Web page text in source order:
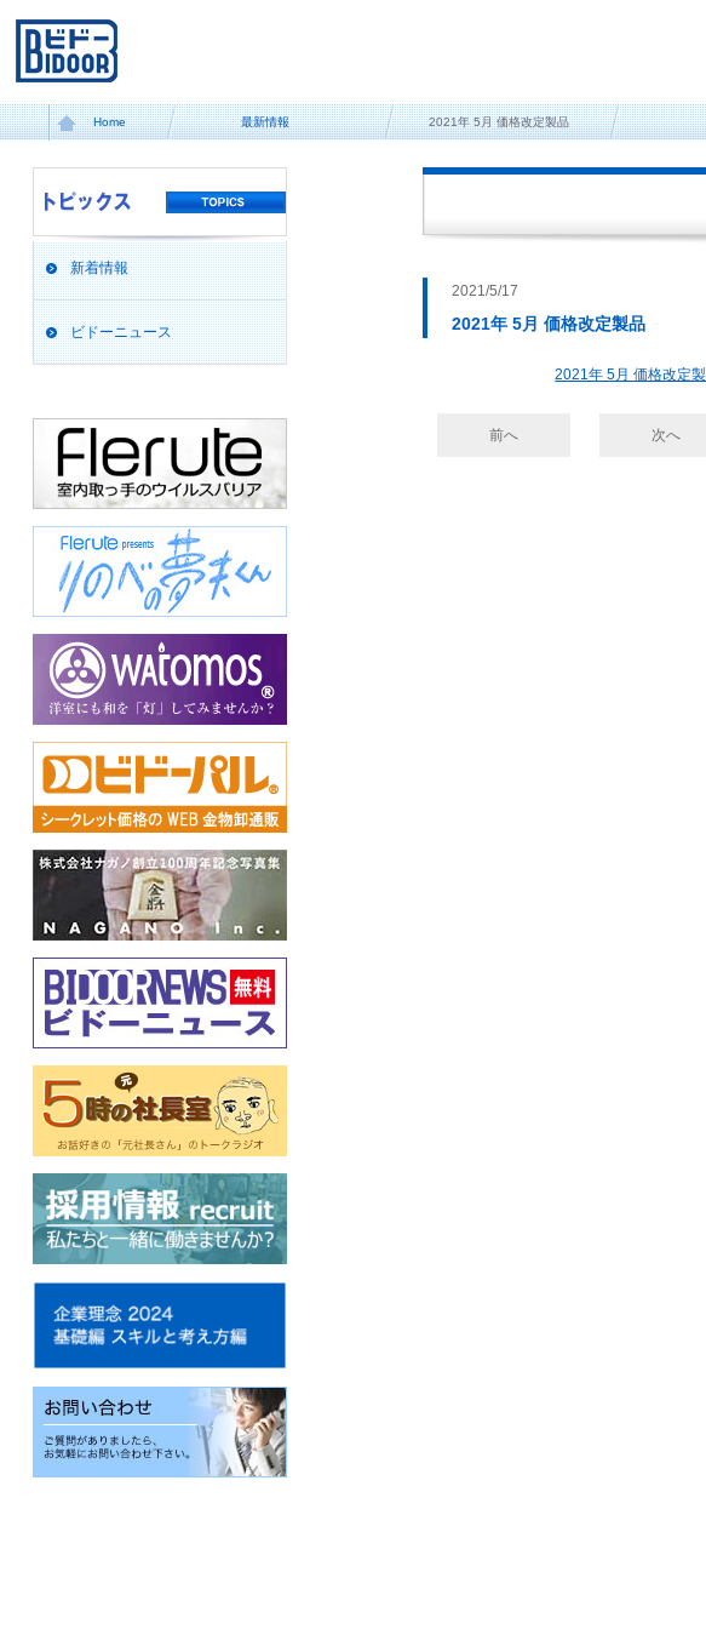
Home 最新情報 2021年 5月 価格改定製品
新着情報
ビドーニュース
2021/5/17
2021年 5月 価格改定製品
2021年 5月 価格改定
前へ 次へ